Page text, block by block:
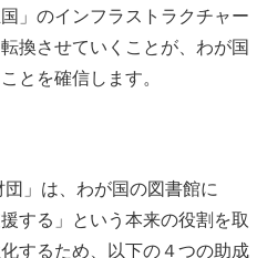
」のインフラストラクチャー
換させていくことが、わが国
とを確信します。
」は、わが国の図書館に
する」という本来の役割を取
するため、以下の４つの助成